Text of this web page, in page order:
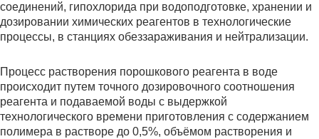
соединений, гипохлорида при водоподготовке, хранении и
дозировании химических реагентов в технологические
процессы, в станциях обеззараживания и нейтрализации.
Процесс растворения порошкового реагента в воде
происходит путем точного дозировочного соотношения
реагента и подаваемой воды с выдержкой
технологического времени приготовления с содержанием
полимера в растворе до 0,5%, объёмом растворения и